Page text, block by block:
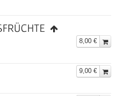
8,00 €
9,00 €